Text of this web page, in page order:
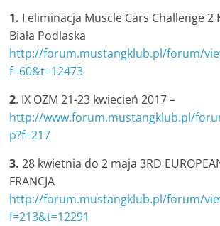
Klub
Polska
,
MKP
miłośników
amerykańskiej
motoryzacji
,
1. I eliminacja Muscle Cars Challenge 2
Biała Podlaska
http://forum.mustangklub.pl/forum/
f=60&t=12473
2. IX OZM 21-23 kwiecień 2017 –
http://www.forum.mustangklub.pl/
p?f=217
3. 28 kwietnia do 2 maja 3RD
FRANCJA
http://forum.mustangklub.pl/forum/
f=213&t=12291